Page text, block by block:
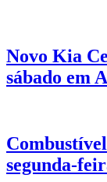
Novo Kia
sábado em
segunda-